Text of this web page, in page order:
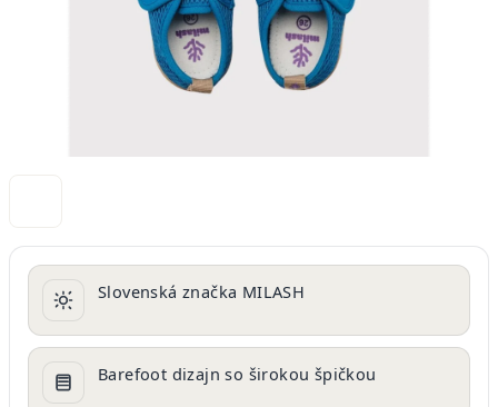
Slovenská značka MILASH
Barefoot dizajn so širokou špičkou